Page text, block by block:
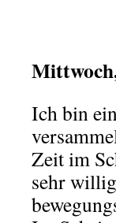
Ich bin
Zeit im
sehr